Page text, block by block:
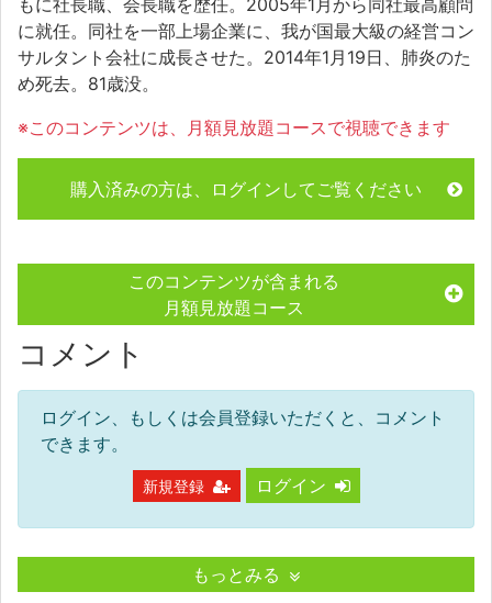
もに社長職、会長職を歴任。2005年1月から同社最高顧問
に就任。同社を一部上場企業に、我が国最大級の経営コン
サルタント会社に成長させた。2014年1月19日、肺炎のた
め死去。81歳没。
※このコンテンツは、月額見放題コースで視聴できます
購入済みの方は、ログインしてご覧ください
このコンテンツが含まれる
月額見放題コース
コメント
ログイン、もしくは会員登録いただくと、コメント
できます。
新規登録 ログイン
もっとみる